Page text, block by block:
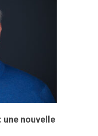
une nouvelle